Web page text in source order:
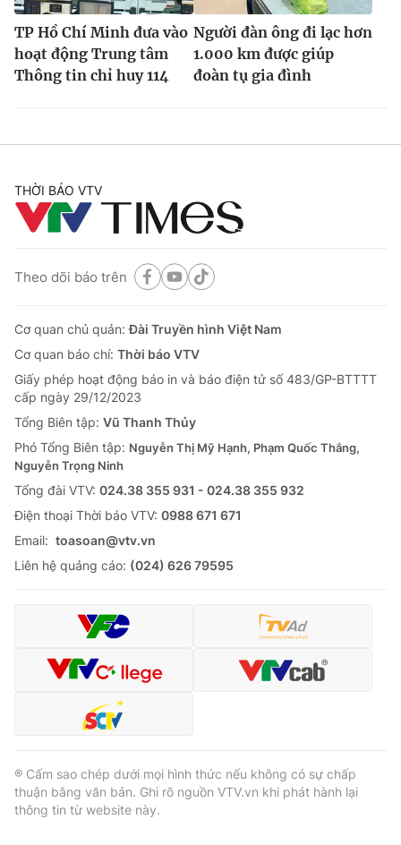
TP Hồ Chí Minh đưa vào
hoạt động Trung tâm
Thông tin chỉ huy 114
Người đàn ông đi lạc hơn
1.000 km được giúp
đoàn tụ gia đình
THỜI BÁO VTV
Theo dõi báo trên
Cơ quan chủ quản:Đài Truyền hình Việt Nam
Cơ quan báo chí: Thời báo VTV
Giấy phép hoạt động báo in và báo điện tử số 483/GP-BTTTT
cấp ngày 29/12/2023
Tổng Biên tập: Vũ Thanh Thủy
Phó Tổng Biên tập: Nguyễn Thị Mỹ Hạnh, Phạm Quốc Thắng,
Nguyễn Trọng Ninh
Tổng đài VTV: 024.38 355 931 - 024.38 355 932
Ðiện thoại Thời báo VTV: 0988 671 671
Email: toasoan@vtv.vn
Liên hệ quảng cáo: (024) 626 79595
® Cấm sao chép dưới mọi hình thức nếu không có sự chấp
thuận bằng văn bản. Ghi rõ nguồn VTV.vn khi phát hành lại
thông tin từ website này.